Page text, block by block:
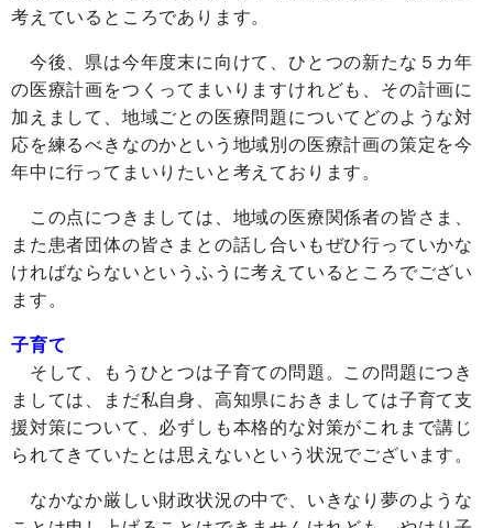
考えているところであります。
今後、県は今年度末に向けて、ひとつの新たな５カ年
の医療計画をつくってまいりますけれども、その計画に
加えまして、地域ごとの医療問題についてどのような対
応を練るべきなのかという地域別の医療計画の策定を今
年中に行ってまいりたいと考えております。
この点につきましては、地域の医療関係者の皆さま、
また患者団体の皆さまとの話し合いもぜひ行っていかな
ければならないというふうに考えているところでござい
ます。
子育て
そして、もうひとつは子育ての問題。この問題につき
ましては、まだ私自身、高知県におきましては子育て支
援対策について、必ずしも本格的な対策がこれまで講じ
られてきていたとは思えないという状況でございます。
なかなか厳しい財政状況の中で、いきなり夢のような